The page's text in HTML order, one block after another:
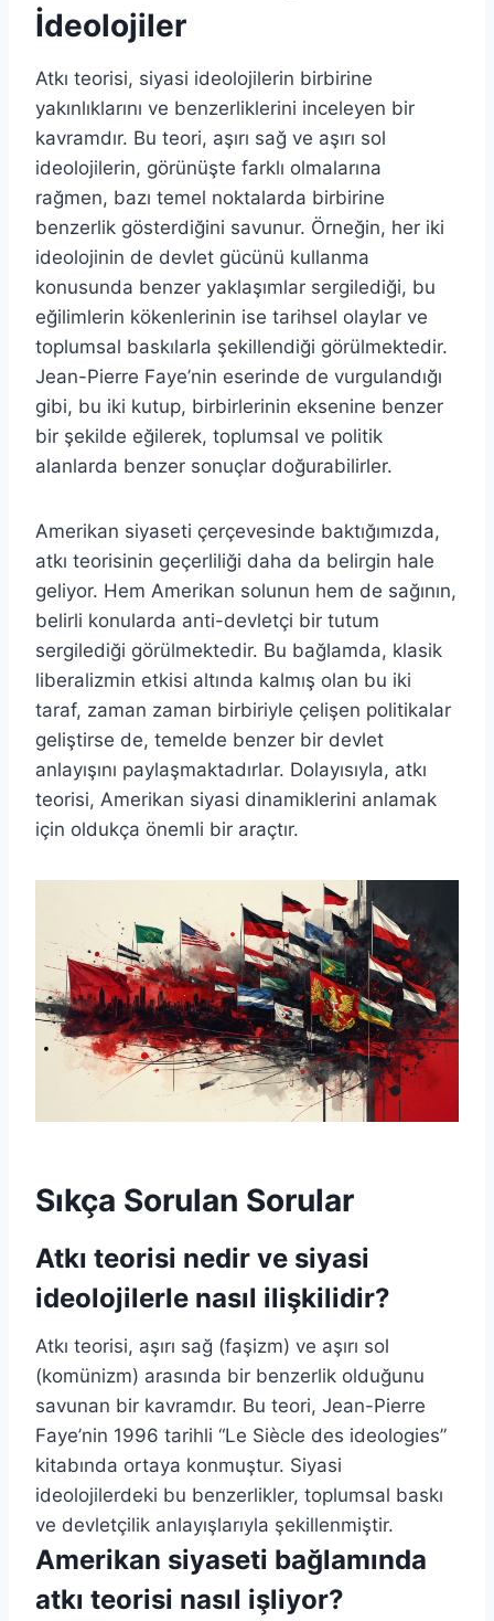
İdeolojiler
Atkı teorisi, siyasi ideolojilerin birbirine
yakınlıklarını ve benzerliklerini inceleyen bir
kavramdır. Bu teori, aşırı sağ ve aşırı sol
ideolojilerin, görünüşte farklı olmalarına
rağmen, bazı temel noktalarda birbirine
benzerlik gösterdiğini savunur. Örneğin, her iki
ideolojinin de devlet gücünü kullanma
konusunda benzer yaklaşımlar sergilediği, bu
eğilimlerin kökenlerinin ise tarihsel olaylar ve
toplumsal baskılarla şekillendiği görülmektedir.
Jean-Pierre Faye’nin eserinde de vurgulandığı
gibi, bu iki kutup, birbirlerinin eksenine benzer
bir şekilde eğilerek, toplumsal ve politik
alanlarda benzer sonuçlar doğurabilirler.
Amerikan siyaseti çerçevesinde baktığımızda,
atkı teorisinin geçerliliği daha da belirgin hale
geliyor. Hem Amerikan solunun hem de sağının,
belirli konularda anti-devletçi bir tutum
sergilediği görülmektedir. Bu bağlamda, klasik
liberalizmin etkisi altında kalmış olan bu iki
taraf, zaman zaman birbiriyle çelişen politikalar
geliştirse de, temelde benzer bir devlet
anlayışını paylaşmaktadırlar. Dolayısıyla, atkı
teorisi, Amerikan siyasi dinamiklerini anlamak
için oldukça önemli bir araçtır.
Sıkça Sorulan Sorular
Atkı teorisi nedir ve siyasi
ideolojilerle nasıl ilişkilidir?
Atkı teorisi, aşırı sağ (faşizm) ve aşırı sol
(komünizm) arasında bir benzerlik olduğunu
savunan bir kavramdır. Bu teori, Jean-Pierre
Faye’nin 1996 tarihli “Le Siècle des ideologies”
kitabında ortaya konmuştur. Siyasi
ideolojilerdeki bu benzerlikler, toplumsal baskı
ve devletçilik anlayışlarıyla şekillenmiştir.
Amerikan siyaseti bağlamında
atkı teorisi nasıl işliyor?